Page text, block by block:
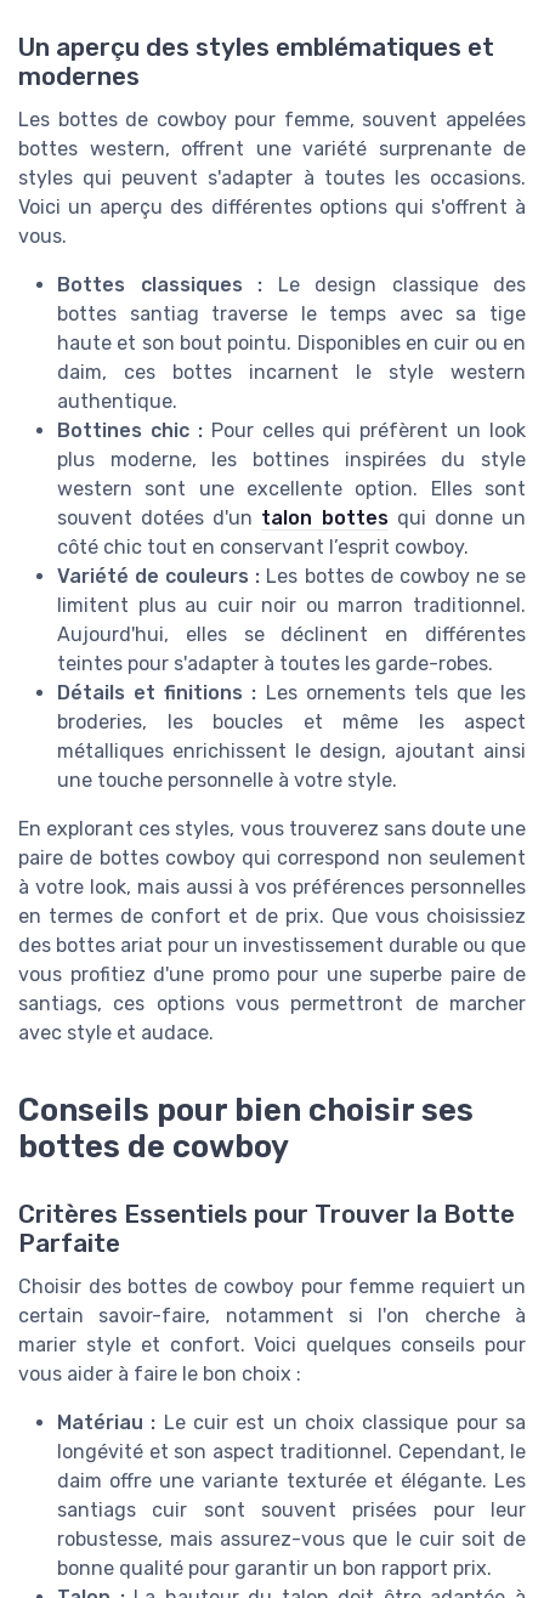
Un aperçu des styles emblématiques et
modernes
Les bottes de cowboy pour femme, souvent appelées
bottes western, offrent une variété surprenante de
styles qui peuvent s'adapter à toutes les occasions.
Voici un aperçu des différentes options qui s'offrent à
vous.
Bottes classiques : Le design classique des
bottes santiag traverse le temps avec sa tige
haute et son bout pointu. Disponibles en cuir ou en
daim, ces bottes incarnent le style western
authentique.
Bottines chic :Pour celles qui préfèrent un look
plus moderne, les bottines inspirées du style
western sont une excellente option. Elles sont
souvent dotées d'un talon bottesqui donne un
côté chic tout en conservant l’esprit cowboy.
Variété de couleurs : Les bottes de cowboy ne se
limitent plus au cuir noir ou marron traditionnel.
Aujourd'hui, elles se déclinent en différentes
teintes pour s'adapter à toutes les garde-robes.
Détails et finitions : Les ornements tels que les
broderies, les boucles et même les aspect
métalliques enrichissent le design, ajoutant ainsi
une touche personnelle à votre style.
En explorant ces styles, vous trouverez sans doute une
paire de bottes cowboy qui correspond non seulement
à votre look, mais aussi à vos préférences personnelles
en termes de confort et de prix. Que vous choisissiez
des bottes ariat pour un investissement durable ou que
vous profitiez d'une promo pour une superbe paire de
santiags, ces options vous permettront de marcher
avec style et audace.
Conseils pour bien choisir ses
bottes de cowboy
Critères Essentiels pour Trouver la Botte
Parfaite
Choisir des bottes de cowboy pour femme requiert un
certain savoir-faire, notamment si l'on cherche à
marier style et confort. Voici quelques conseils pour
vous aider à faire le bon choix :
Matériau : Le cuir est un choix classique pour sa
longévité et son aspect traditionnel. Cependant, le
daim offre une variante texturée et élégante. Les
santiags cuir sont souvent prisées pour leur
robustesse, mais assurez-vous que le cuir soit de
bonne qualité pour garantir un bon rapport prix.